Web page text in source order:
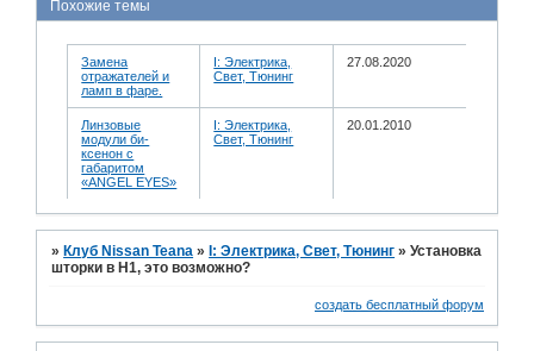
Похожие темы
Замена
отражателей и
ламп в фаре.
I: Электрика,
Свет, Тюнинг
27.08.2020
Линзовые
модули би-
ксенон с
габаритом
«ANGEL EYES»
I: Электрика,
Свет, Тюнинг
20.01.2010
»Клуб Nissan Teana »I: Электрика, Свет, Тюнинг »Установка
шторки в Н1, это возможно?
создать бесплатный форум